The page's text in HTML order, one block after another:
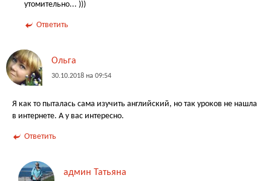
утомительно... )))
Ответить
Ольга
30.10.2018 на 09:54
Я как то пыталась сама изучить английский, но так уроков не нашла
в интернете. А у вас интересно.
Ответить
админ Татьяна